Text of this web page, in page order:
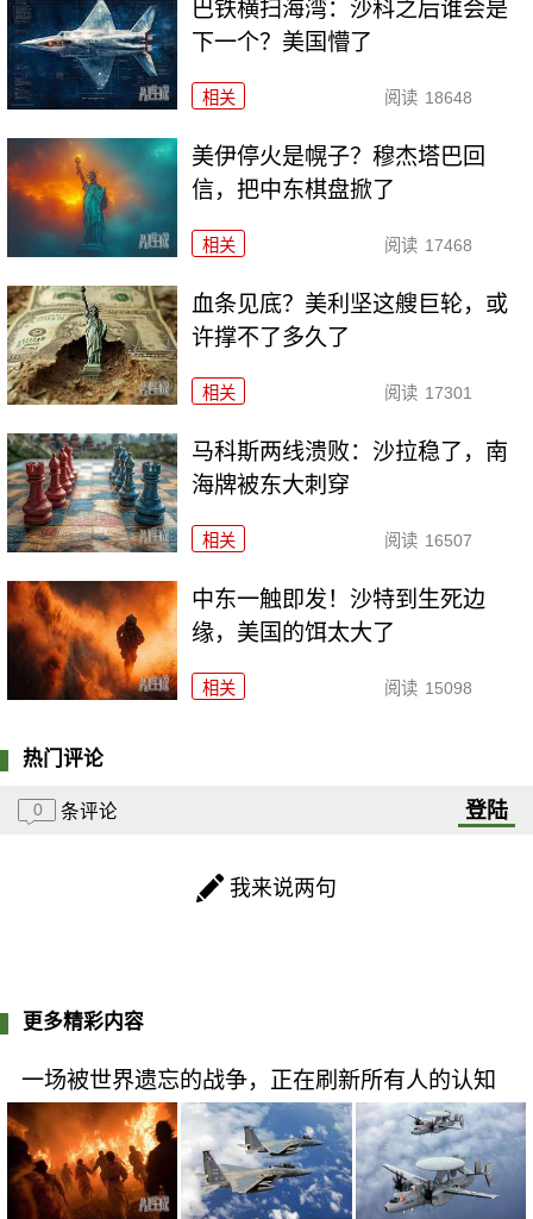
巴铁横扫海湾：沙科之后谁会是
下一个？美国懵了
相关 阅读 18648
美伊停火是幌子？穆杰塔巴回
信，把中东棋盘掀了
相关 阅读 17468
血条见底？美利坚这艘巨轮，或
许撑不了多久了
相关 阅读 17301
马科斯两线溃败：沙拉稳了，南
海牌被东大刺穿
相关 阅读 16507
中东一触即发！沙特到生死边
缘，美国的饵太大了
相关 阅读 15098
热门评论
0 条评论 登陆
我来说两句
更多精彩内容
一场被世界遗忘的战争，正在刷新所有人的认知